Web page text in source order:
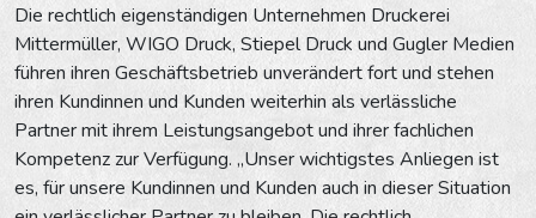
Die rechtlich eigenständigen Unternehmen Druckerei
Mittermüller, WIGO Druck, Stiepel Druck und Gugler Medien
führen ihren Geschäftsbetrieb unverändert fort und stehen
ihren Kundinnen und Kunden weiterhin als verlässliche
Partner mit ihrem Leistungsangebot und ihrer fachlichen
Kompetenz zur Verfügung. „Unser wichtigstes Anliegen ist
es, für unsere Kundinnen und Kunden auch in dieser Situation